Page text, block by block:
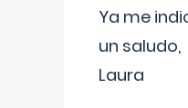
Ya me
un saludo,
Laura